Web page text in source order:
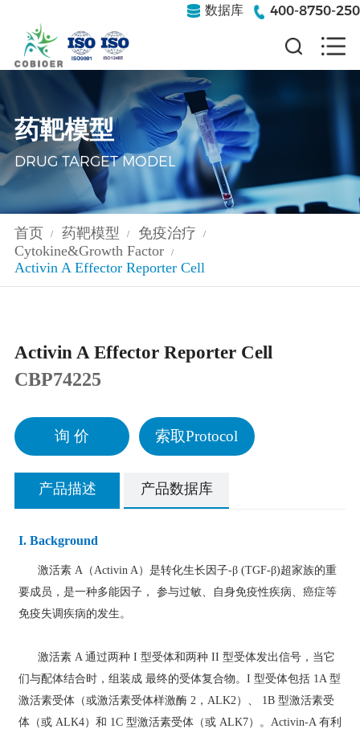
数据库 400-8750-250
药靶模型
DRUG TARGET MODEL
首页 / 药靶模型 / 免疫治疗 /
Cytokine&Growth Factor /
Activin A Effector Reporter Cell
Activin A Effector Reporter Cell
CBP74225
询 价 索取Protocol
产品描述 产品数据库
I. Background
激活素 A（Activin A）是转化生长因子-β (TGF-β)超家族的重
要成员，是一种多能因子， 参与过敏、自身免疫性疾病、癌症等
免疫失调疾病的发生。
激活素 A 通过两种 I 型受体和两种 II 型受体发出信号，当它
们与配体结合时，组装成 最终的受体复合物。I 型受体包括 1A 型
激活素受体（或激活素受体样激酶 2，ALK2）、 1B 型激活素受
体（或 ALK4）和 1C 型激活素受体（或 ALK7）。Activin-A 有利